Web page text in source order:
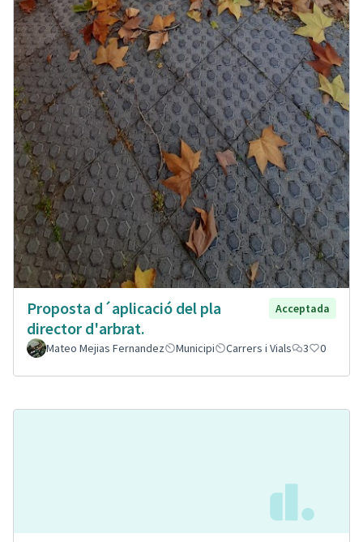
Proposta d´aplicació del pla
director d'arbrat.
Acceptada
Mateo Mejias Fernandez Municipi Carrers i Vials 3 0